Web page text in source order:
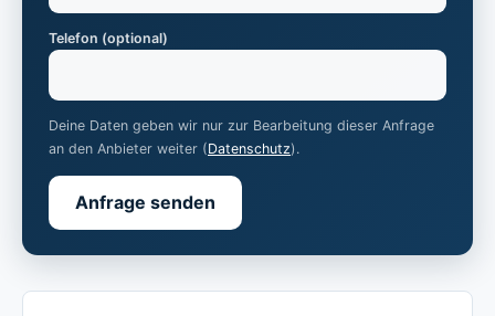
Telefon (optional)
Deine Daten geben wir nur zur Bearbeitung dieser Anfrage
an den Anbieter weiter (Datenschutz).
Anfrage senden